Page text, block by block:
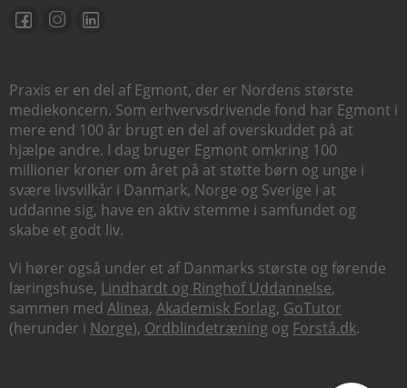
Praxis er en del af Egmont, der er Nordens største
mediekoncern. Som erhvervsdrivende fond har Egmont i
mere end 100 år brugt en del af overskuddet på at
hjælpe andre. I dag bruger Egmont omkring 100
millioner kroner om året på at støtte børn og unge i
svære livsvilkår i Danmark, Norge og Sverige i at
uddanne sig, have en aktiv stemme i samfundet og
skabe et godt liv.
Vi hører også under et af Danmarks største og førende
læringshuse, Lindhardt og Ringhof Uddannelse,
sammen med Alinea, Akademisk Forlag, GoTutor
(herunder i Norge), Ordblindetræning og Forstå.dk.